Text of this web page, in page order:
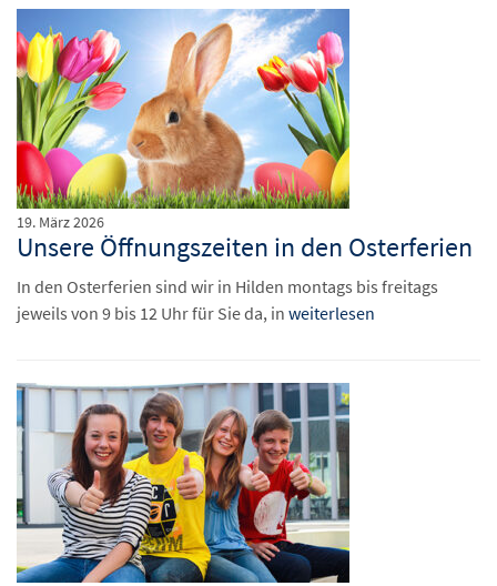
19. März 2026
Unsere Öffnungszeiten in den Osterferien
In den Osterferien sind wir in Hilden montags bis freitags
jeweils von 9 bis 12 Uhr für Sie da, in weiterlesen